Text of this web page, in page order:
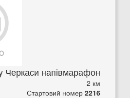
Черкаси напівмарафон
2 км
Стартовий номер 2216